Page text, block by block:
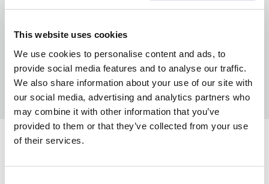
This website uses cookies
We use cookies to personalise content and ads, to
provide social media features and to analyse our traffic.
We also share information about your use of our site with
our social media, advertising and analytics partners who
may combine it with other information that you’ve
provided to them or that they’ve collected from your use
of their services.
KOLORY:
COBALT/ NAVY 5360